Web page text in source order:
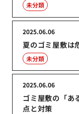
未分類
夏のゴミ屋敷は
2025.06.06
未分類
ゴミ屋敷の「あ
点と対策
2025.06.06